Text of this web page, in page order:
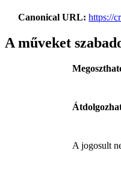
Canonical URL https://
A műveket
A jogosult